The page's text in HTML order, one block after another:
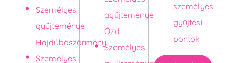
Személyes
gyűjteménye
Hajdúböszörmény
Személyes
gyűjteménye
Ózd
Személyes
személyes
gyűjtési
pontok